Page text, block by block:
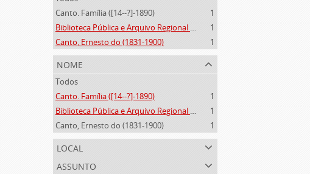
Canto. Família ([14--?]-1890)
1
Biblioteca Pública e Arquivo Regional de Ponta Delgada (1841- )
1
Canto, Ernesto do (1831-1900)
1
nome
Todos
Canto. Família ([14--?]-1890)
1
Biblioteca Pública e Arquivo Regional de Ponta Delgada (1841- )
1
Canto, Ernesto do (1831-1900)
1
local
assunto